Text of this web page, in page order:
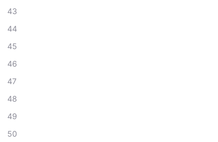
43
44
45
46
47
48
49
50